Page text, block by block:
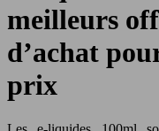
meilleurs
d’achat
prix